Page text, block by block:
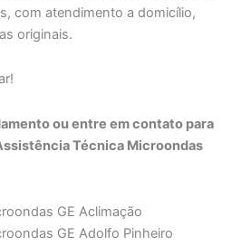
com atendimento a domicílio,
originais.
ou entre em contato para
Técnica Microondas
GE Aclimação
GE Adolfo Pinheiro